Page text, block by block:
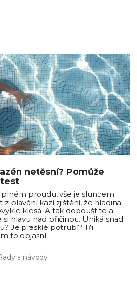
netěsní? Pomůže
proudu, vše je sluncem
z plavání kazí zjištění, že hladina
klesá. A tak dopouštíte a
hlavu nad příčinou. Uniká snad
Je prasklé potrubí? Tři
to objasní.
a návody